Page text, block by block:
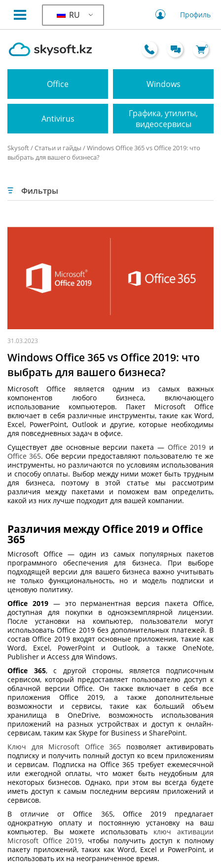
RU Профиль
0
Office Windows
Antivirus
Графика, утилиты,
видеосервисы
Skysoft/Статьи и гайды / Windows Office 365 vs Office 2019: что
выбрать для вашего бизнеса?
Фильтры
31.03.2023
Windows Office 365 vs Office 2019: что
выбрать для вашего бизнеса?
Microsoft Office является одним из самых важных
компонентов любого бизнеса, включающего
использование компьютеров. Пакет Microsoft Office
включает в себя различные инструменты, такие как Word,
Excel, PowerPoint, Outlook и другие, которые необходимы
для повседневных задач в офисе.
Существует две основные версии пакета — Office 2019 и
Office 365. Обе версии предоставляют пользователю те же
инструменты, но различаются по условиям использования
и способу оплаты. Выбор между ними может быть трудным
для бизнеса, поэтому в этой статье мы рассмотрим
различия между пакетами и поможем вам определить,
какой из них лучше подходит для вашей компании.
Различия между Office 2019 и Office
365
Microsoft Office — один из самых популярных пакетов
программного обеспечения для бизнеса. При выборе
подходящей версии для вашего бизнеса важно учитывать
не только функциональность, но и модель подписки и
ценовую политику.
Office 2019 — это перманентная версия пакета Office,
доступная для покупки в одноэкземплярной лицензии.
После установки на компьютер, пользователи могут
использовать Office 2019 без дополнительных платежей. В
состав Office 2019 входят основные приложения, такие как
Word, Excel, PowerPoint и Outlook, а также OneNote,
Publisher и Access для Windows.
Office 365, с другой стороны, является подписочным
сервисом, который предоставляет пользователю доступ к
облачной версии Office. Он также включает в себя все
приложения Office 2019, а также дополнительные
возможности и сервисы, такие как больший объем
хранилища в OneDrive, возможность использования
приложений на разных устройствах и доступ к онлайн-
сервисам, таким как Skype for Business и SharePoint.
Ключ для Microsoft Office 365 позволяет активировать
подписку и получить полный доступ ко всем приложениям
и сервисам. Подписка на Office 365 требует ежемесячной
или ежегодной оплаты, что может быть неудобным для
некоторых бизнесов. Однако, при этом вы всегда будете
иметь доступ к самым последним версиям приложений и
сервисов.
В отличие от Office 365, Office 2019 предлагает
однократную оплату и постоянную установку на ваш
компьютер. Вы можете использовать ключ активации
Microsoft Office 2019, чтобы получить доступ к полному
пакету приложений, таких как Word, Excel и PowerPoint, и
использовать их на неограниченное время.